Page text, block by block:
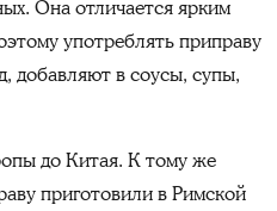
Она отличается ярким
употреблять приправу
добавляют в соусы, супы,
до Китая. К тому же
приготовили в Римской